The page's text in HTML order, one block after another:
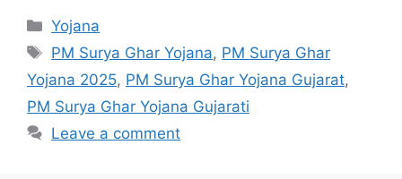
Categories
Yojana
Tags
PM Surya Ghar Yojana, PM Surya Ghar
Yojana 2025, PM Surya Ghar Yojana Gujarat,
PM Surya Ghar Yojana Gujarati
Leave a comment